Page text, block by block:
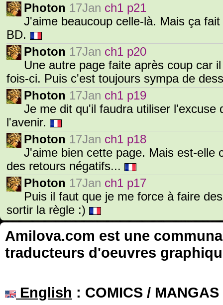
Photon 17Jan ch1 p21
J'aime beaucoup celle-là. Mais ça
BD.
Photon 17Jan ch1 p20
Une autre page faite après coup car
fois-ci. Puis c'est toujours sympa de
Photon 17Jan ch1 p19
Je me dit qu'il faudra utiliser l'excuse
l'avenir.
Photon 17Jan ch1 p18
J'aime bien cette page. Mais est-elle
des retours négatifs...
Photon 17Jan ch1 p17
Puis il faut que je me force à faire
sortir la règle :)
Amilova.com est une
traducteurs d'oeuvres
English : COMICS /